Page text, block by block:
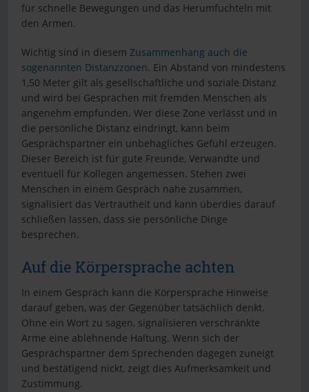
für schnelle Bewegungen und das Herumfuchteln mit
den Armen.
Wichtig sind in diesem Zusammenhang auch die
sogenannten Distanzzonen. Ein Abstand von mindestens
1,50 Meter gilt als gesellschaftliche und soziale Distanz
und wird bei Gesprächen mit fremden Menschen als
angenehm empfunden. Wer diese Zone verlässt und in
die persönliche Distanz eindringt, kann beim
Gesprächspartner ein unbehagliches Gefühl erzeugen.
Dieser Bereich ist für gute Freunde, Verwandte und
eventuell für Kollegen angemessen. Stehen zwei
Menschen in einem Gespräch nahe zusammen,
signalisiert das Vertrautheit und kann überdies darauf
schließen lassen, dass sie persönliche Dinge
besprechen.
Auf die Körpersprache achten
In einem Gespräch kann die Körpersprache Hinweise
darauf geben, was der Gegenüber tatsächlich denkt.
Ohne ein Wort zu sagen, signalisieren verschränkte
Arme eine ablehnende Haltung. Wenn sich der
Gesprächspartner dem Sprechenden dagegen zuneigt
und bestätigend nickt, zeigt dies Aufmerksamkeit und
Zustimmung.